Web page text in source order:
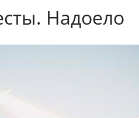
Надоело